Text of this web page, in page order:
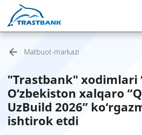
Matbuot-markazi
"Trastbank" xodimlari
O‘zbekiston xalqaro
UzBuild 2026”
ishtirok etdi